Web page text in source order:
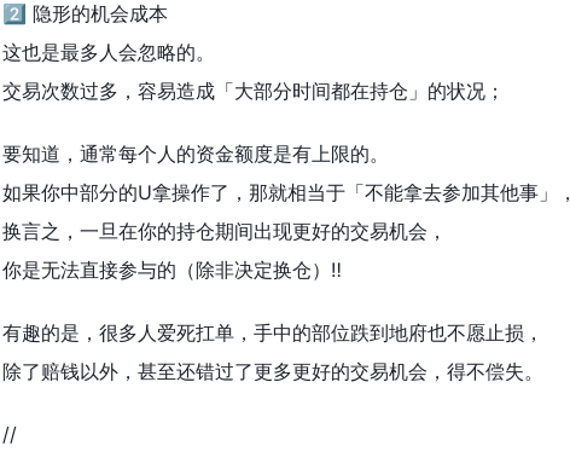
2️⃣ 隐形的机会成本
这也是最多人会忽略的。
交易次数过多，容易造成「大部分时间都在持仓」的状况；
要知道，通常每个人的资金额度是有上限的。
如果你中部分的U拿操作了，那就相当于「不能拿去参加其他事」，
换言之，一旦在你的持仓期间出现更好的交易机会，
你是无法直接参与的（除非决定换仓）‼️
有趣的是，很多人爱死扛单，手中的部位跌到地府也不愿止损，
除了赔钱以外，甚至还错过了更多更好的交易机会，得不偿失。
//